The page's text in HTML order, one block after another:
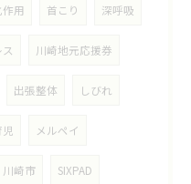
用 首こり 深呼吸
川崎地元応援券
出張整体 しびれ
児 メルペイ
川崎市 SIXPAD